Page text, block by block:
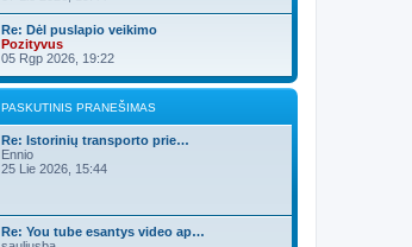
Re: Dėl puslapio veikimo
Pozityvus
05 Rgp 2026, 19:22
PASKUTINIS PRANEŠIMAS
Re: Istorinių transporto prie…
Ennio
25 Lie 2026, 15:44
Re: You tube esantys video ap…